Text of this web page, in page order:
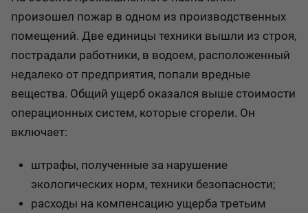
произошел пожар в одном из производственных
помещений. Две единицы техники вышли из строя,
пострадали работники, в водоем, расположенный
недалеко от предприятия, попали вредные
вещества. Общий ущерб оказался выше стоимости
операционных систем, которые сгорели. Он
включает:
штрафы, полученные за нарушение
экологических норм, техники безопасности;
расходы на компенсацию ущерба третьим